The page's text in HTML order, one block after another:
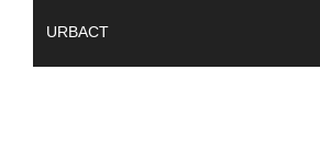
URBACT